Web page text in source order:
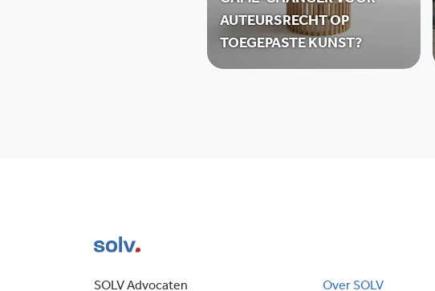
AUTEURSRECHT OP
TOEGEPASTE KUNST?
SOLV Advocaten Over SOLV